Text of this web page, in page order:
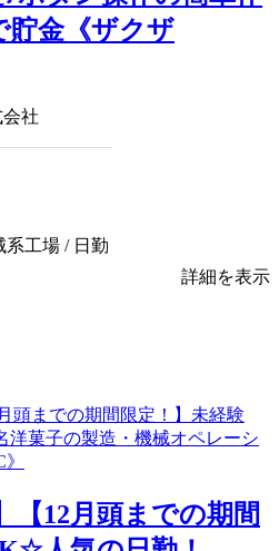
金《ザクザ
社
系工場 / 日勤
詳細を表示
【12月頭までの期間